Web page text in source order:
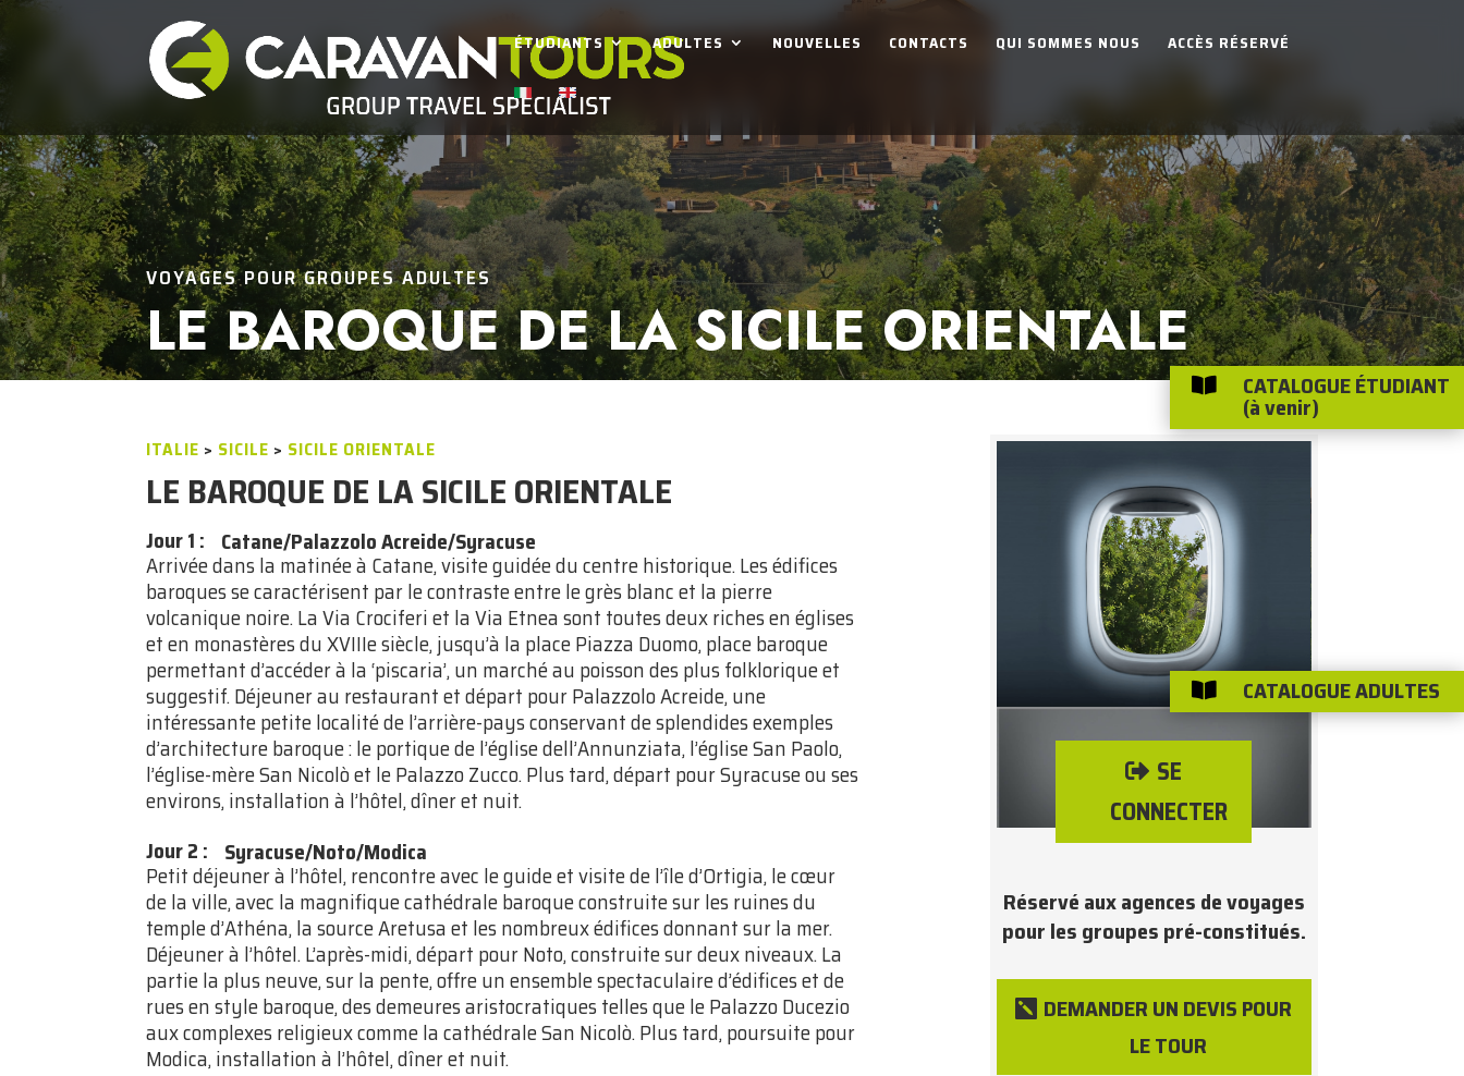
ÉTUDIANTS ADULTES NOUVELLES CONTACTS QUI SOMMES NOUS ACCÈS RÉSERVÉ
VOYAGES POUR GROUPES ADULTES
LE BAROQUE DE LA SICILE ORIENTALE
ITALIE > SICILE > SICILE ORIENTALE
LE BAROQUE DE LA SICILE ORIENTALE
Jour 1 : Catane/Palazzolo Acreide/Syracuse
Arrivée dans la matinée à Catane, visite guidée du centre historique. Les édifices
baroques se caractérisent par le contraste entre le grès blanc et la pierre
volcanique noire. La Via Crociferi et la Via Etnea sont toutes deux riches en églises
et en monastères du XVIIIe siècle, jusqu’à la place Piazza Duomo, place baroque
permettant d’accéder à la ‘piscaria’, un marché au poisson des plus folklorique et
suggestif. Déjeuner au restaurant et départ pour Palazzolo Acreide, une
intéressante petite localité de l’arrière-pays conservant de splendides exemples
d’architecture baroque : le portique de l’église dell’Annunziata, l’église San Paolo,
l’église-mère San Nicolò et le Palazzo Zucco. Plus tard, départ pour Syracuse ou ses
environs, installation à l’hôtel, dîner et nuit.
Jour 2 : Syracuse/Noto/Modica
Petit déjeuner à l’hôtel, rencontre avec le guide et visite de l’île d’Ortigia, le cœur
de la ville, avec la magnifique cathédrale baroque construite sur les ruines du
temple d’Athéna, la source Aretusa et les nombreux édifices donnant sur la mer.
Déjeuner à l’hôtel. L’après-midi, départ pour Noto, construite sur deux niveaux. La
partie la plus neuve, sur la pente, offre un ensemble spectaculaire d’édifices et de
rues en style baroque, des demeures aristocratiques telles que le Palazzo Ducezio
aux complexes religieux comme la cathédrale San Nicolò. Plus tard, poursuite pour
Modica, installation à l’hôtel, dîner et nuit.
SE
CONNECTER
Réservé aux agences de voyages
pour les groupes pré-constitués.
DEMANDER UN DEVIS POUR
LE TOUR
 CATALOGUE ÉTUDIANT
(à venir)
 CATALOGUE ADULTES